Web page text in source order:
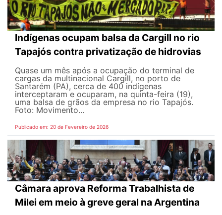
Indígenas ocupam balsa da Cargill no rio
Tapajós contra privatização de hidrovias
Quase um mês após a ocupação do terminal de
cargas da multinacional Cargill, no porto de
Santarém (PA), cerca de 400 indígenas
interceptaram e ocuparam, na quinta-feira (19),
uma balsa de grãos da empresa no rio Tapajós.
Foto: Movimento...
Publicado em: 20 de Fevereiro de 2026
Câmara aprova Reforma Trabalhista de
Milei em meio à greve geral na Argentina